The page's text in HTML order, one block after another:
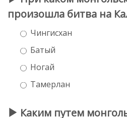
произошла битва на
Чингисхан
Батый
Ногай
Тамерлан
Каким путем